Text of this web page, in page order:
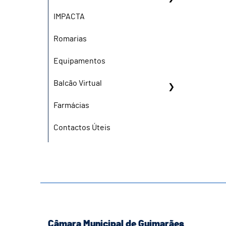
IMPACTA
Romarias
Equipamentos
Balcão Virtual
Farmácias
Contactos Úteis